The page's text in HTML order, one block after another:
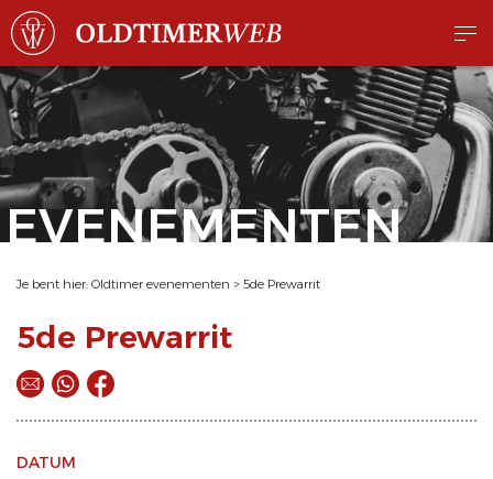
EVENEMENTEN
Je bent hier: Oldtimer evenementen > 5de Prewarrit
5de Prewarrit
DATUM